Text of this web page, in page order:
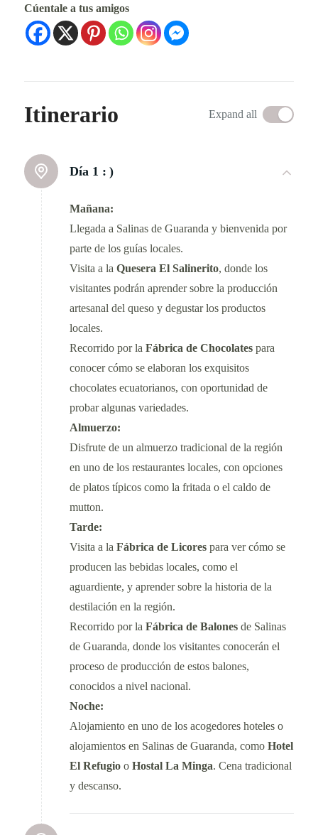
Cúentale a tus amigos
Itinerario Expand all
Día 1 : )
Mañana:
Llegada a Salinas de Guaranda y bienvenida por
parte de los guías locales.
Visita a la Quesera El Salinerito, donde los
visitantes podrán aprender sobre la producción
artesanal del queso y degustar los productos
locales.
Recorrido por la Fábrica de Chocolates para
conocer cómo se elaboran los exquisitos
chocolates ecuatorianos, con oportunidad de
probar algunas variedades.
Almuerzo:
Disfrute de un almuerzo tradicional de la región
en uno de los restaurantes locales, con opciones
de platos típicos como la fritada o el caldo de
mutton.
Tarde:
Visita a la Fábrica de Licores para ver cómo se
producen las bebidas locales, como el
aguardiente, y aprender sobre la historia de la
destilación en la región.
Recorrido por la Fábrica de Balones de Salinas
de Guaranda, donde los visitantes conocerán el
proceso de producción de estos balones,
conocidos a nivel nacional.
Noche:
Alojamiento en uno de los acogedores hoteles o
alojamientos en Salinas de Guaranda, como Hotel
El Refugio o Hostal La Minga. Cena tradicional
y descanso.